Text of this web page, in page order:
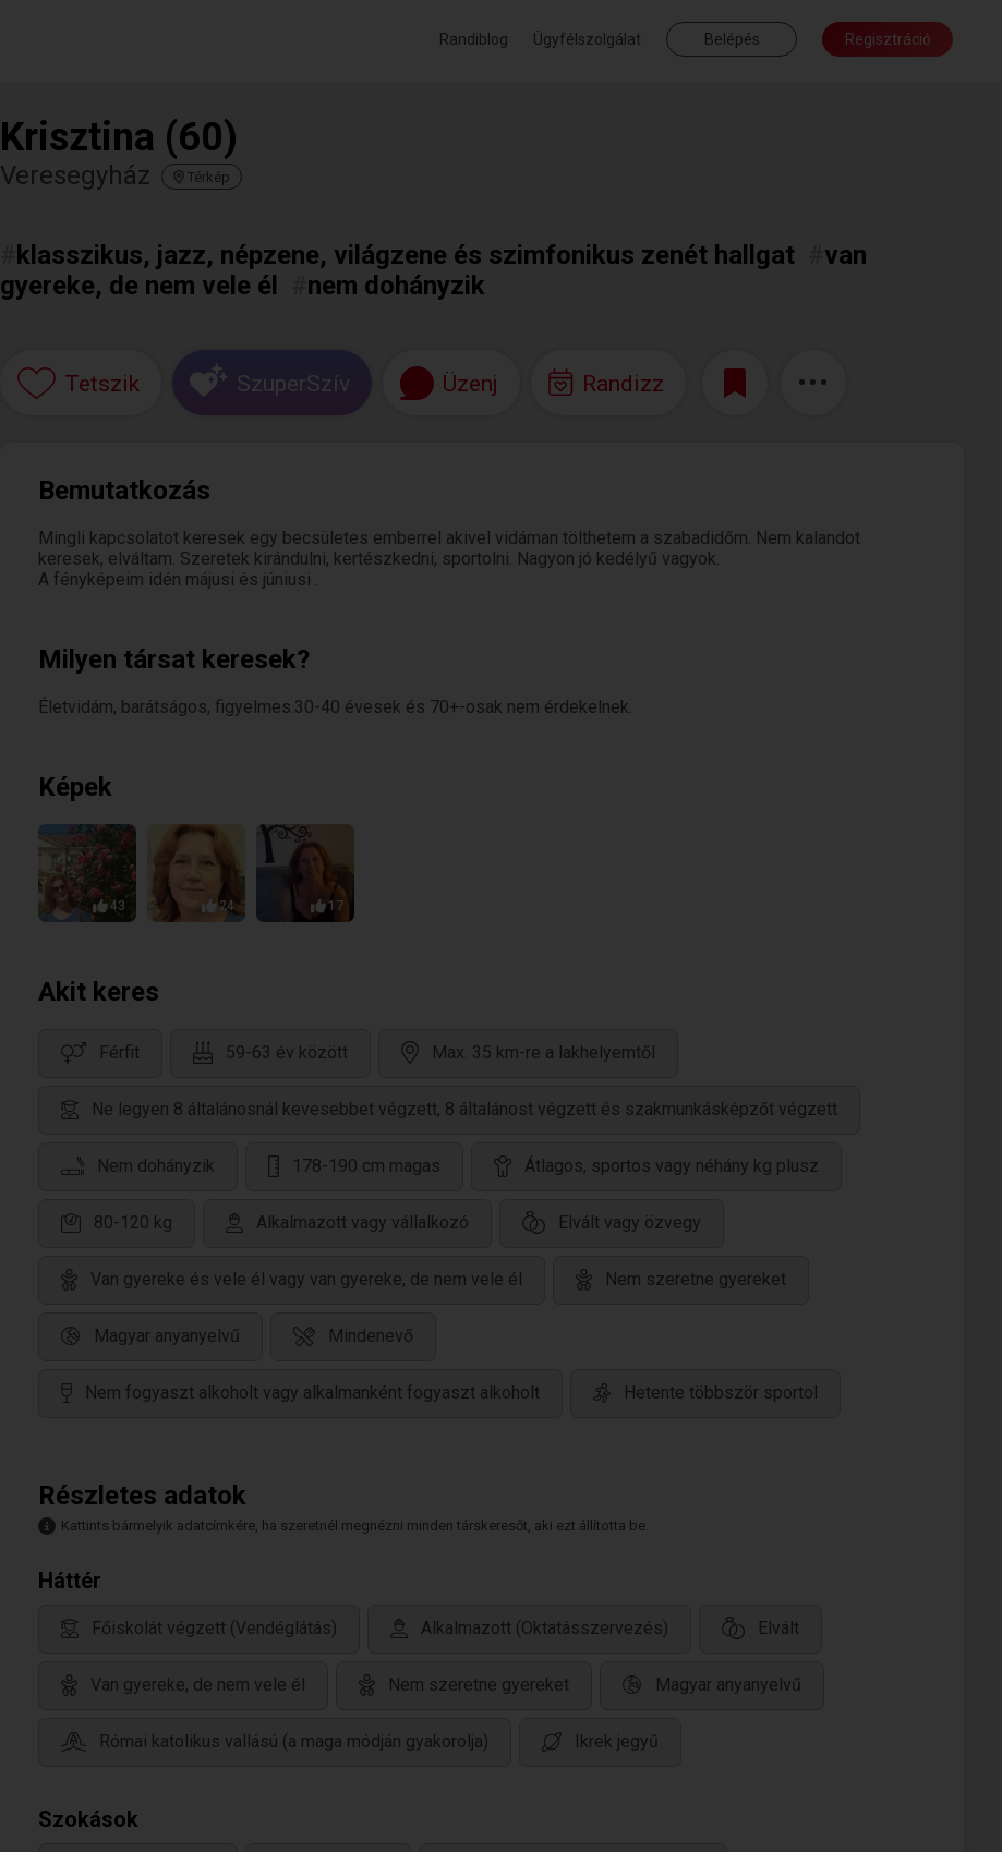
Randiblog Ügyfélszolgálat Belépés Regisztráció
Krisztina (60)
Veresegyház Térkép
klasszikus, jazz, népzene, világzene és szimfonikus zenét hallgat
van
gyereke, de nem vele él
nem dohányzik
Tetszik SzuperSzív Üzenj Randizz
Bemutatkozás
Mingli kapcsolatot keresek egy becsületes emberrel akivel vidáman tölthetem a szabadidőm. Nem kalandot
keresek, elváltam. Szeretek kirándulni, kertészkedni, sportolni. Nagyon jó kedélyű vagyok.
A fényképeim idén májusi és júniusi .
Milyen társat keresek?
Életvidám, barátságos, figyelmes.30-40 évesek és 70+-osak nem érdekelnek.
Képek
43 24 17
Akit keres
Férfit 59-63 év között Max. 35 km-re a lakhelyemtől
Ne legyen 8 általánosnál kevesebbet végzett, 8 általánost végzett és szakmunkásképzőt végzett
Nem dohányzik 178-190 cm magas Átlagos, sportos vagy néhány kg plusz
80-120 kg Alkalmazott vagy vállalkozó Elvált vagy özvegy
Van gyereke és vele él vagy van gyereke, de nem vele él Nem szeretne gyereket
Magyar anyanyelvű Mindenevő
Nem fogyaszt alkoholt vagy alkalmanként fogyaszt alkoholt Hetente többször sportol
Részletes adatok
Kattints bármelyik adatcímkére, ha szeretnél megnézni minden társkeresőt, aki ezt állította be.
Háttér
Főiskolát végzett (Vendéglátás) Alkalmazott (Oktatásszervezés) Elvált
Van gyereke, de nem vele él Nem szeretne gyereket Magyar anyanyelvű
Római katolikus vallású (a maga módján gyakorolja) Ikrek jegyű
Szokások